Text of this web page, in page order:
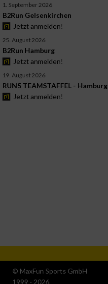
1. September 2026
B2Run Gelsenkirchen
Jetzt anmelden!
25. August 2026
B2Run Hamburg
Jetzt anmelden!
19. August 2026
RUN5 TEAMSTAFFEL - Hamburg
Jetzt anmelden!
© MaxFun Sports GmbH
1999 - 2026